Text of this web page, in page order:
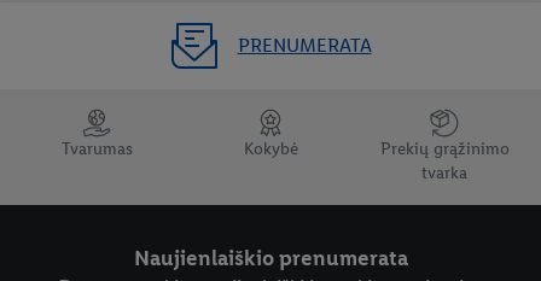
PRENUMERATA
Tvarumas Kokybė
Prekių grąžinimo
tvarka
Naujienlaiškio prenumerata